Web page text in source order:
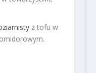
z tofu w